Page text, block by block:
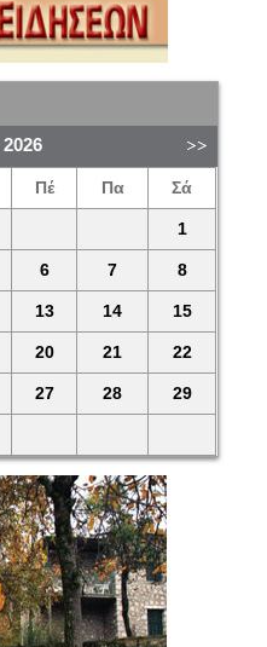
2026
Πέ Πα Σά
1
6 7 8
13 14 15
20 21 22
27 28 29